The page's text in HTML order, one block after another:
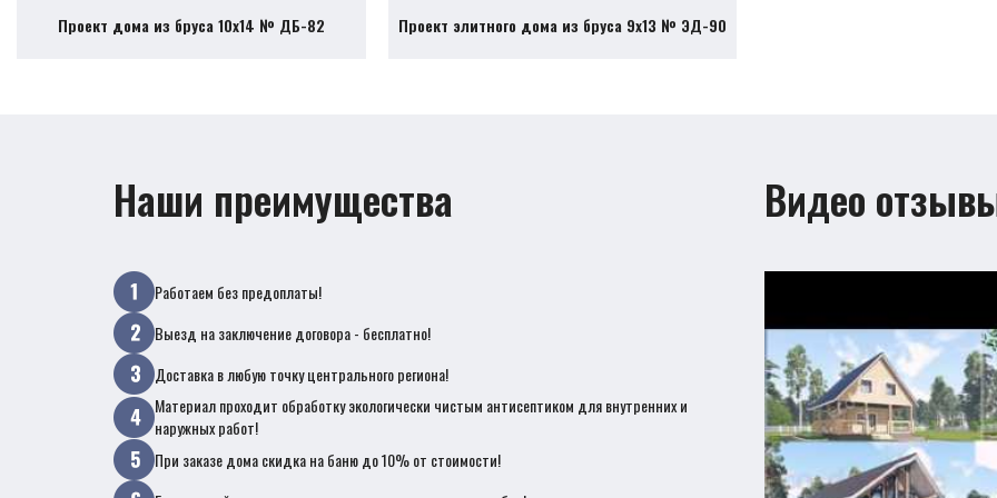
Проект дома из бруса 10х14 № ДБ-82 Проект элитного дома из бруса 9х13 № ЭД-90
Наши преимущества
Работаем без предоплаты!
Выезд на заключение договора - бесплатно!
Доставка в любую точку центрального региона!
Материал проходит обработку экологически чистым антисептиком для внутренних и
наружных работ!
При заказе дома скидка на баню до 10% от стоимости!
Видео